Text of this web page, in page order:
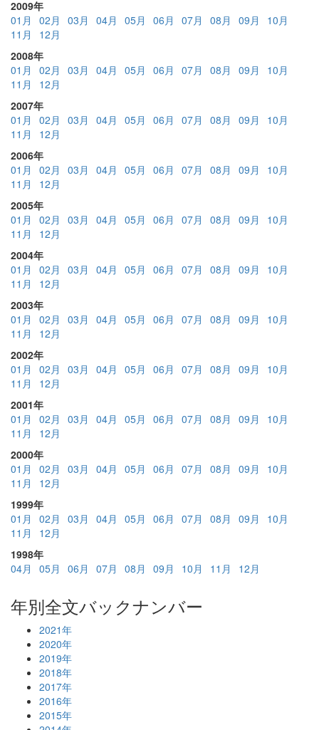
2009年
01月
02月 03月 04月 05月 06月 07月 08月 09月
10月
11月
12月
2008年
01月
02月 03月 04月 05月 06月 07月 08月 09月
10月
11月
12月
2007年
01月
02月 03月 04月 05月 06月 07月 08月 09月
10月
11月
12月
2006年
01月
02月 03月 04月 05月 06月 07月 08月 09月
10月
11月
12月
2005年
01月
02月 03月 04月 05月 06月 07月 08月 09月
10月
11月
12月
2004年
01月
02月 03月 04月 05月 06月 07月 08月 09月
10月
11月
12月
2003年
01月
02月 03月 04月 05月 06月 07月 08月 09月
10月
11月
12月
2002年
01月
02月 03月 04月 05月 06月 07月 08月 09月
10月
11月
12月
2001年
01月
02月 03月 04月 05月 06月 07月 08月 09月
10月
11月
12月
2000年
01月
02月 03月 04月 05月 06月 07月 08月 09月
10月
11月
12月
1999年
01月
02月 03月 04月 05月 06月 07月 08月 09月
10月
11月
12月
1998年
04月
05月 06月 07月 08月 09月 10月 11月 12月
年別全文バックナンバー
2021年
2020年
2019年
2018年
2017年
2016年
2015年